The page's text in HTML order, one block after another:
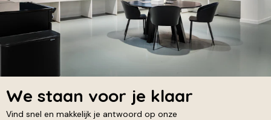
We staan voor je klaar
Vind snel en makkelijk je antwoord op onze